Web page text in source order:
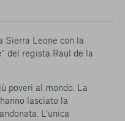
cookie può
verrà salvata. Se non è
questo pulsante
ulteriori informazioni, è
informazioni
Sierra Leone con la
del regista Raul de la
poveri al mondo. La
lasciato la
L’unica